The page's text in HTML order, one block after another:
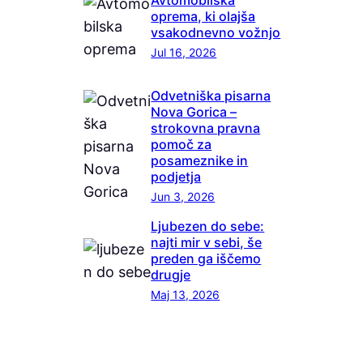
oprema, ki olajša
vsakodnevno vožnjo
Jul 16, 2026
Odvetniška pisarna
Nova Gorica –
strokovna pravna
pomoč za
posameznike in
podjetja
Jun 3, 2026
Ljubezen do sebe:
najti mir v sebi, še
preden ga iščemo
drugje
Maj 13, 2026